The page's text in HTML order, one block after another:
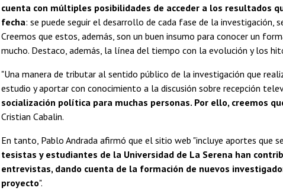
cuenta con múltiples posibilidades de acceder a los resultados
fecha: se puede seguir el desarrollo de cada fase de la investigación,
Creemos que estos, además, son un buen insumo para conocer un
mucho. Destaco, además, la línea del tiempo con la evolución y los
"Una manera de tributar al sentido público de la investigación que
estudio y aportar con conocimiento a la discusión sobre recepción
socialización política para muchas personas. Por ello, creemos
Cristian Cabalin.
En tanto, Pablo Andrada afirmó que el sitio web "incluye aportes que
tesistas y estudiantes de la Universidad de La Serena han
entrevistas, dando cuenta de la formación de nuevos
proyecto".